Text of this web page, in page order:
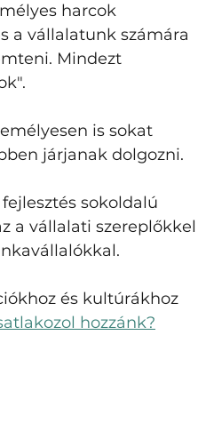
harcok
a vállalatunk számára
Mindezt
is sokat
járjanak dolgozni.
sokoldalú
a vállalati szereplőkkel
és kultúrákhoz
hozzánk?